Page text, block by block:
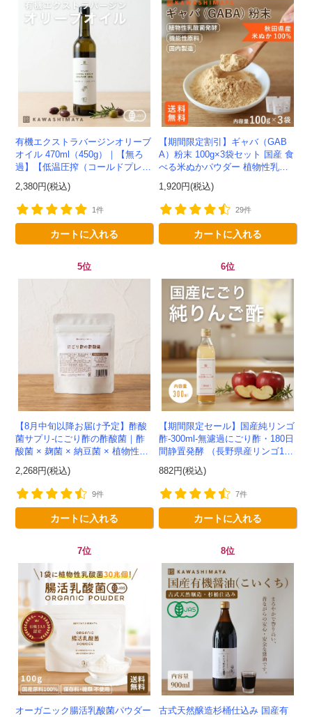
有機エクストラバージンオリーブ
オイル 470ml（450g）｜【無ろ
過】【低温圧搾（コールドプレ
屋-
2,380円(税込)
1件
カートに入れる
【期間限定割引】ギャバ（GAB
A）粉末 100g×3袋セット 国産 食
べる米ぬかパウダー 植物性乳酸
料】*メール便での発送...
1,920円(税込)
29件
カートに入れる
5位
【8月中旬以降お届け予定】酢酸
菌サプリ-にごり酢の酢酸菌｜酢
酸菌 × 麹菌 × 納豆菌 × 植物性乳
ま屋-モニター追加20...
2,268円(税込)
9件
カートに入れる
6位
【期間限定セール】国産純リンゴ
酢-300ml-無濾過にごり酢・180日
間静置発酵 （長野県産リンゴ10
882円(税込)
7件
カートに入れる
7位
オーガニック腸活乳酸菌パウダー
8位
古式天然醸造杉桶仕込み 国産有